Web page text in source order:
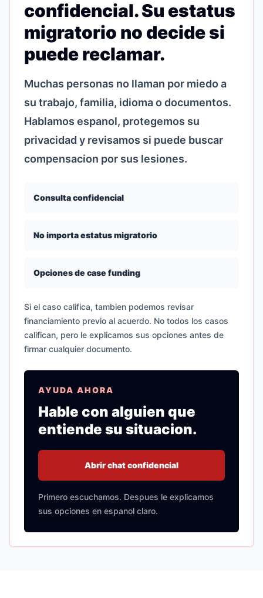
confidencial. Su estatus
migratorio no decide si
puede reclamar.
Muchas personas no llaman por miedo a
su trabajo, familia, idioma o documentos.
Hablamos espanol, protegemos su
privacidad y revisamos si puede buscar
compensacion por sus lesiones.
Consulta confidencial
No importa estatus migratorio
Opciones de case funding
Si el caso califica, tambien podemos revisar
financiamiento previo al acuerdo. No todos los casos
califican, pero le explicamos sus opciones antes de
firmar cualquier documento.
AYUDA AHORA
Hable con alguien que
entiende su situacion.
Abrir chat confidencial
Primero escuchamos. Despues le explicamos
sus opciones en espanol claro.